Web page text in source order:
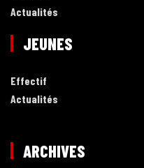
Actualités
JEUNES
Effectif
Actualités
ARCHIVES